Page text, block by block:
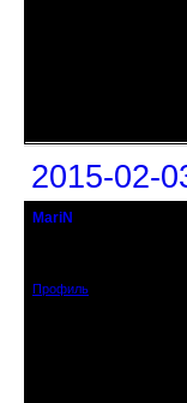
2015-02-
MariN
Профиль